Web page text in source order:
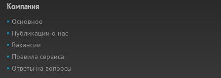
Компания
Основное
Публикации о нас
Вакансии
Правила сервиса
Ответы на вопросы